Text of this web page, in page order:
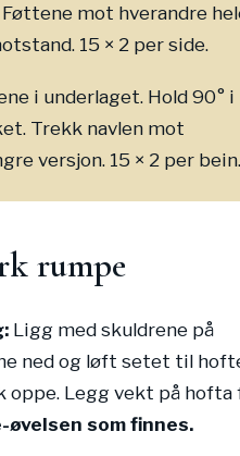
mot hverandre
15 × 2 per side.
i underlaget. Hold 90° i
Trekk navlen mot
versjon. 15 × 2 per bein.
rumpe
Ligg med skuldrene på
ned og løft setet til
oppe. Legg vekt på hofta
som finnes.